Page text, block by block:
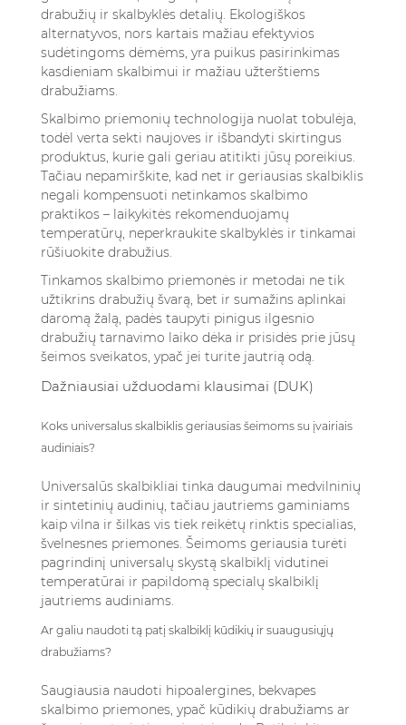
drabužių ir skalbyklės detalių. Ekologiškos
alternatyvos, nors kartais mažiau efektyvios
sudėtingoms dėmėms, yra puikus pasirinkimas
kasdieniam skalbimui ir mažiau užterštiems
drabužiams.
Skalbimo priemonių technologija nuolat tobulėja,
todėl verta sekti naujoves ir išbandyti skirtingus
produktus, kurie gali geriau atitikti jūsų poreikius.
Tačiau nepamirškite, kad net ir geriausias skalbiklis
negali kompensuoti netinkamos skalbimo
praktikos – laikykitės rekomenduojamų
temperatūrų, neperkraukite skalbyklės ir tinkamai
rūšiuokite drabužius.
Tinkamos skalbimo priemonės ir metodai ne tik
užtikrins drabužių švarą, bet ir sumažins aplinkai
daromą žalą, padės taupyti pinigus ilgesnio
drabužių tarnavimo laiko dėka ir prisidės prie jūsų
šeimos sveikatos, ypač jei turite jautrią odą.
Dažniausiai užduodami klausimai (DUK)
Koks universalus skalbiklis geriausias šeimoms su įvairiais
audiniais?
Universalūs skalbikliai tinka daugumai medvilninių
ir sintetinių audinių, tačiau jautriems gaminiams
kaip vilna ir šilkas vis tiek reikėtų rinktis specialias,
švelnesnes priemones. Šeimoms geriausia turėti
pagrindinį universalų skystą skalbiklį vidutinei
temperatūrai ir papildomą specialų skalbiklį
jautriems audiniams.
Ar galiu naudoti tą patį skalbiklį kūdikių ir suaugusiųjų
drabužiams?
Saugiausia naudoti hipoalergines, bekvapes
skalbimo priemones, ypač kūdikių drabužiams ar